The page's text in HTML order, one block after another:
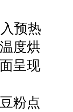
预热
度烘
呈现
粉点